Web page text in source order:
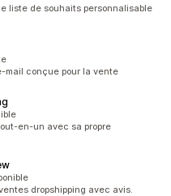
liste de souhaits personnalisable
mail conçue pour la vente
en-un avec sa propre
dropshipping avec avis.